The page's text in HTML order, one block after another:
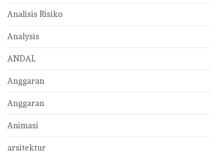
Analisis Risiko
Analysis
ANDAL
Anggaran
Anggaran
Animasi
arsitektur